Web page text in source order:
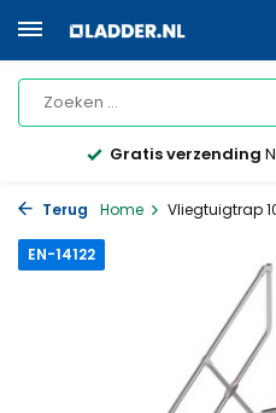
Gratis verzending
Terug Home Vliegtuigtrap
EN-14122